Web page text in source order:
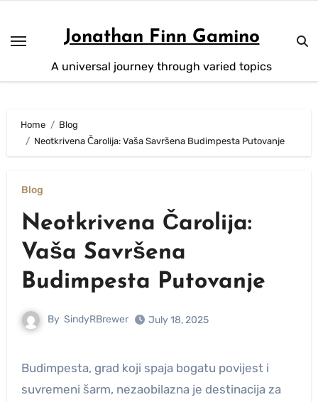
content
Jonathan Finn Gamino
A universal journey through varied topics
Home
Blog
Neotkrivena Čarolija: Vaša Savršena Budimpesta Putovanje
Blog
Neotkrivena Čarolija:
Vaša Savršena
Budimpesta Putovanje
By SindyRBrewer July 18, 2025
Budimpesta, grad koji spaja bogatu povijest i
suvremeni šarm, nezaobilazna je destinacija za